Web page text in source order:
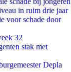
in ruim drie jaar
voor schade door
32
stak met
Depla